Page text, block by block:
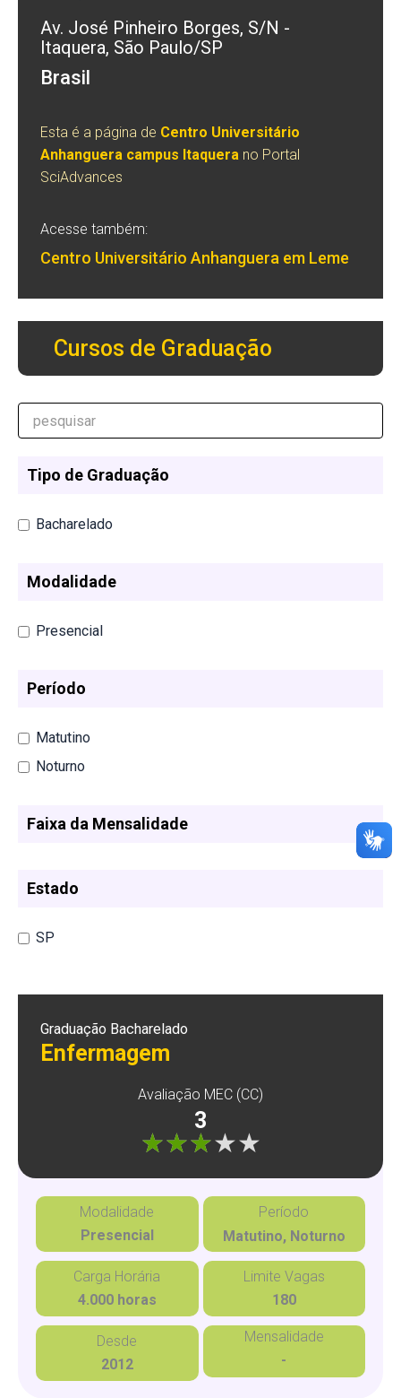
Av. José Pinheiro Borges, S/N -
Itaquera, São Paulo/SP
Brasil
Esta é a página de Centro Universitário
Anhanguera campus Itaquera no Portal
SciAdvances
Acesse também:
Centro Universitário Anhanguera em Leme
Cursos de Graduação
Tipo de Graduação
Bacharelado
Modalidade
Presencial
Período
Matutino
Noturno
Faixa da Mensalidade
Estado
SP
Graduação Bacharelado
Enfermagem
Avaliação MEC (CC)
3
Modalidade
Presencial
Período
Matutino, Noturno
Carga Horária
4.000 horas
Limite Vagas
180
Desde
2012
Mensalidade
-